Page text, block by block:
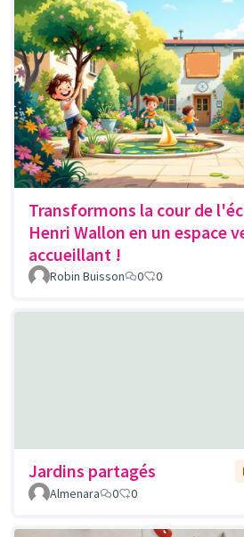
Transformons la cour de
Henri Wallon en un espace
accueillant !
Robin Buisson 0 0
Jardins partagés
Almenara
0 0